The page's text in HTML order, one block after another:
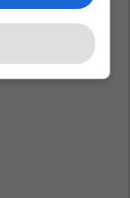
Kh Dukagjini